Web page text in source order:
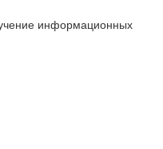
информационных